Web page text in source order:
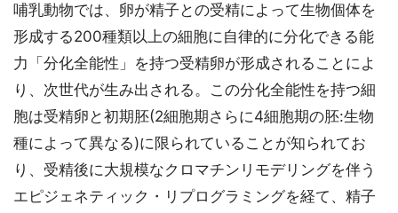
哺乳動物では、卵が精子との受精によって生物個体を
形成する200種類以上の細胞に自律的に分化できる能
力「分化全能性」を持つ受精卵が形成されることによ
り、次世代が生み出される。この分化全能性を持つ細
胞は受精卵と初期胚(2細胞期さらに4細胞期の胚:生物
種によって異なる)に限られていることが知られてお
り、受精後に大規模なクロマチンリモデリングを伴う
エピジェネティック・リプログラミングを経て、精子